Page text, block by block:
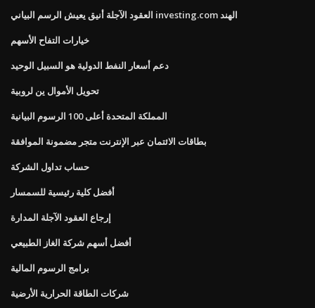
العقود الآجلة أنيق يعيش الرسم البياني investing.com الهند
خيارات التفاح الأسهم
دعم أسعار النفط الدولية هو السبيل الوحيد
تحويل الأموال ين لروبية
المملكة المتحدة أعلى 100 الرسوم البيانية
بطاقات الائتمان عبر الإنترنت متجر مضمونة الموافقة
حساب تداول الشركة
أفضل كلية رئيسية للسمسار
إرجاع العقود الآجلة المدارة
أفضل أسهم شركة الغاز الطبيعي
برامج الرسوم المالية
شركات الطاقة الحرارية الأرضية